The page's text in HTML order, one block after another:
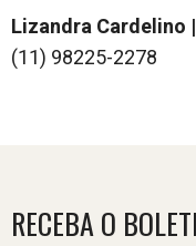
Lizandra Cardelino |
(11) 98225-2278
RECEBA O